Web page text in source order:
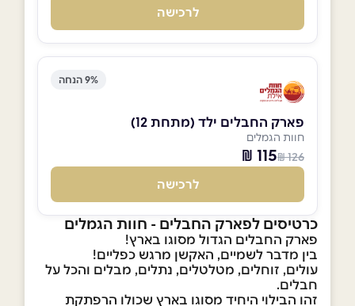
לרכישה
9% הנחה
פארק החבלים ילד (מתחת 12)
חוות הגמלים
126 ₪
115 ₪
לרכישה
כרטיסים לפארק החבלים - חוות הגמלים
פארק החבלים הגדול מסוגו בארץ!
בין מדבר לשמיים, האקשן מרגש כפליים!
עולים, זוחלים, מטלטלים, נתלים, מבלים והכל על
חבלים.
זהו הבילוי היחיד מסוגו בארץ שכולו הרפתקת